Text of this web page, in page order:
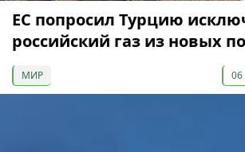
ЕС попросил Турцию
российский газ из новых
МИР 06